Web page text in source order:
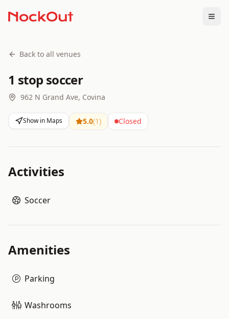
Back to all venues
1 stop soccer
962 N Grand Ave, Covina
Show in Maps 5.0(1) Closed
Activities
Soccer
Amenities
Parking
Washrooms